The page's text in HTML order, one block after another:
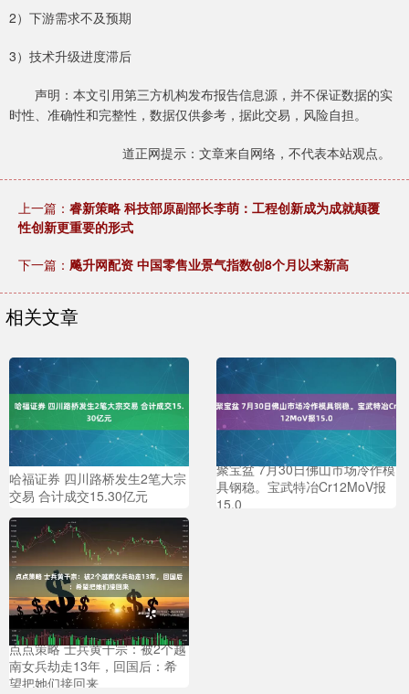
2）下游需求不及预期
3）技术升级进度滞后
声明：本文引用第三方机构发布报告信息源，并不保证数据的实
时性、准确性和完整性，数据仅供参考，据此交易，风险自担。
道正网提示：文章来自网络，不代表本站观点。
上一篇： 睿新策略 科技部原副部长李萌：工程创新成为成就颠覆
性创新更重要的形式
下一篇： 飚升网配资 中国零售业景气指数创8个月以来新高
相关文章
哈福证券 四川路桥发生2笔大宗
交易 合计成交15.30亿元
聚宝盆 7月30日佛山市场冷作模
具钢稳。宝武特冶Cr12MoV报
15.0
点点策略 士兵黄干宗：被2个越
南女兵劫走13年，回国后：希
望把她们接回来